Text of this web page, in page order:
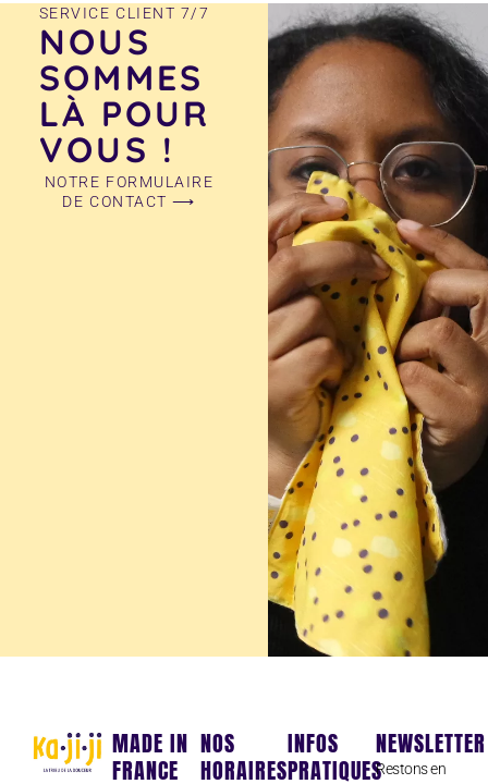
SERVICE CLIENT 7/7
NOUS
SOMMES
LÀ POUR
VOUS !
NOTRE FORMULAIRE
DE CONTACT ⟶
MADE IN
FRANCE
NOS
HORAIRES
INFOS
PRATIQUES
NEWSLETTER
Restons en